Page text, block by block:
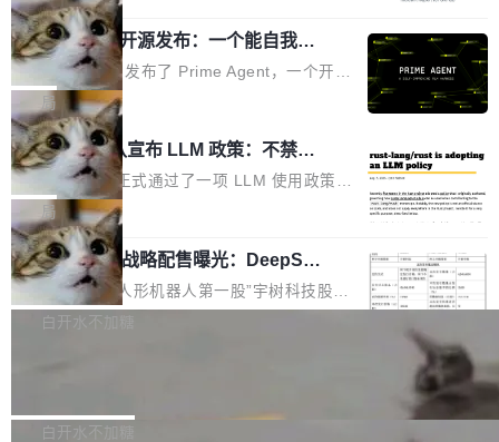
er++ 优化所淹没，足够容易修改和适配。 更关
键的是 FA2 的持久性...
的空间。 8月14日，开源鸿蒙智能硬件开发者日
（OHDD：OpenHarmony Hardware Develope
r Day）将在杭州启航。活动面向智能硬件产业
链企业和开发者，邀请行业专家与资深技术顾
问，围绕开源鸿蒙技术能力、设备适配、芯片适
配、功耗与稳定性调优、兼容性测评及统一互联
等内容展开系统讲解和实战交流，帮助企业进一
步了解开源鸿蒙在智能...
webhook 停发，连自托管 runner 也因调度层故
障无法工作。Pages、Copilot code review、C
opilot coding agent 全部受影响。从检测到完全
恢复，大约 12 小时。 这是 2026 年 8 月的第六
起事故，其中四起与 AI/Copilot 服务相关。 Git
Hub 员工 kdaigle 在 HN 讨论中贴出了一组数
据：2025 年全年 10 亿次 commit。现在，每周
2.75 亿次，全年预计 140 亿次。GitHub...
Prime Agent 开源发布：一个能自我改
进的编程 Agent，ARC-AGI 3 超越人类
专家基线
Prime Intellect 发布了 Prime Agent，一个开源
的编程 Agent Harness，核心设计围绕两个抽
象：Recursive Language Model（RLM）和 C
ontinual Harness。在 ARC-AGI 3 基准测试
上，Prime Agent + Opus 5 的组合达到了 95.
5% RHAE Best@1，超过了 ARC 报告的人类专
家基线 95.4%。 不是又一个 coding agent 包装
器 Prime Agent 的架构和市面上大多数 coding
agent 有本质区别。大多数 agent harness 的设
计是基于早期模型的能力—...
局
Rust 项目团队宣布 LLM 政策：不禁
止，但你要承认哪些代码不是你写的
Rust 语言项目正式通过了一项 LLM 使用政策，
覆盖 rust-lang/rust 单一仓库的代码贡献。这不
是项目级别的官方立场，目前由五个团队采纳，
但它可能是主流开源项目中关于 AI 辅助贡献最
细致的一份规则。 政策的核心只有一句话：LLM
可以用来分析、提炼、审阅、建议，但不能用来
不得生成涉及安全性的关键变更，除非作者本身
局
宇树科技 IPO 战略配售曝光：DeepSe
ek 获配 93.3 万股，锁定 36 个月
8月6日晚间，“人形机器人第一股”宇树科技股份
有限公司披露IPO发行价格及战略配售结果，杭
36个月。 公告显示，本次宇树科技战略配售对
白开水不加糖
Bug fixes and enhancements 修复多次传递同
白开水不加糖